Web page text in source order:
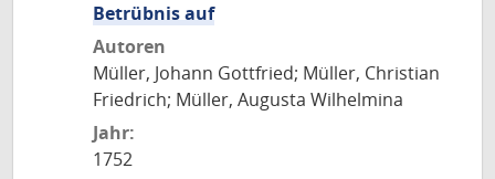
Betrübnis auf
Autoren
Müller, Johann Gottfried; Müller, Christian
Friedrich; Müller, Augusta Wilhelmina
Jahr:
1752